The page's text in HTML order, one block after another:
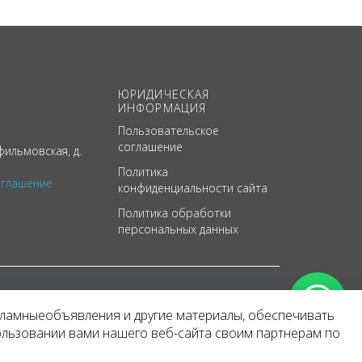
д.
ЮРИДИЧЕСКАЯ
ИНФОРМАЦИЯ
Пользовательское
соглашение
Политика
конфиденциальности сайта
Политика обработки
персональных данных
и другие материалы, обеспечивать
вами нашего веб-сайта своим партнерам по